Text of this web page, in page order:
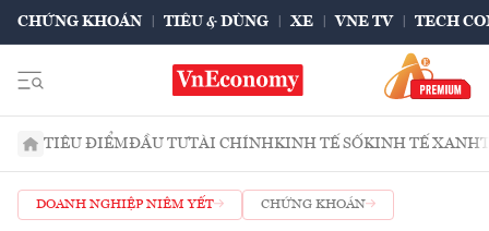
CHỨNG KHOÁN TIÊU & DÙNG XE VNE TV TECH
TIÊU ĐIỂMĐẦU TƯTÀI CHÍNHKINH TẾ SỐKINH TẾ XANH
DOANH NGHIỆP NIÊM YẾT CHỨNG KHOÁN